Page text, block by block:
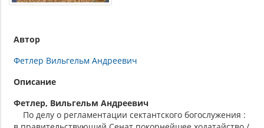
Автор
Фетлер Вильгельм Андреевич
Описание
Фетлер, Вильгельм Андреевич
По делу о регламентации сектантского богослужения :